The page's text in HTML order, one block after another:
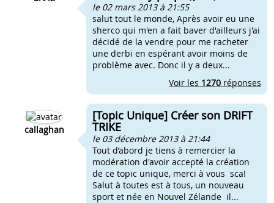
le 02 mars 2013 à 21:55
salut tout le monde, Après avoir eu une
sherco qui m'en a fait baver d'ailleurs j'ai
décidé de la vendre pour me racheter
une derbi en espérant avoir moins de
problème avec. Donc il y a deux...
Voir les 1270 réponses
callaghan
[Topic Unique] Créer son DRIFT
TRIKE
le 03 décembre 2013 à 21:44
Tout d’abord je tiens à remercier la
modération d'avoir accepté la création
de ce topic unique, merci à vous sca!
Salut à toutes est à tous, un nouveau
sport et née en Nouvel Zélande il...